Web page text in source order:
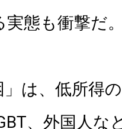
態も衝撃だ
」は、低所得
、外国人な